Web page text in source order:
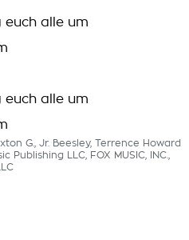
euch alle um
euch alle um
G., Jr. Beesley, Terrence Howard
Publishing LLC, FOX MUSIC, INC.,